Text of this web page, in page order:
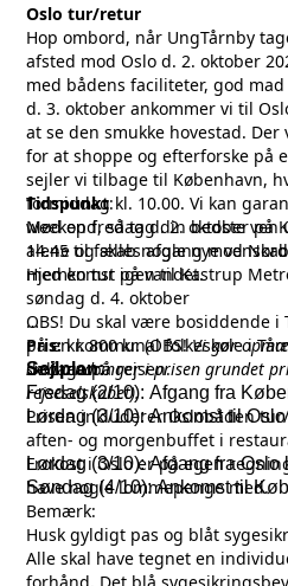
Oslo tur/retur
Hop ombord, når UngTårnby
afsted mod Oslo d. 2. oktober
med bådens faciliteter, god
d. 3. oktober ankommer vi til
at se den smukke hovestad.
for at shoppe og efterforske på
sejler vi tilbage til København,
formiddag kl. 10.00. Vi kan
weekend, så tag din bedste
alene og skab nogle nye
med en tur på vandet.
OBS! Du skal være bosiddende i
på en kommunal folkeskole i
deltage på rejsen.
Tidspunkt:
Mød op fredag d. 2. oktober på
14.45 til fælles afgang mod
Hjemkomst igen til Kastrup
søndag d. 4. oktober
Pris: kr. 800 kr.(OBS!Vi gør
små ændringer i prisen grundet
rejseselskabet).
Prisen inkluderer Oslobåden
aften- og morgenbuffet i
Frokost i Oslo er på egen
have nogle lommepenge med.
Sejlplan:
Fredag (2/10): Afgang fra
Lørdag (3/10): Ankomst til
Lørdag (3/10): Afgang fra Oslo
Søndag (4/10): Ankomst til
Bemærk:
Husk gyldigt pas og blåt
Alle skal have tegnet en